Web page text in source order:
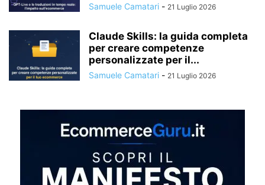
Samuele Camatari - 21 Luglio 2026
Claude Skills: la guida completa
per creare competenze
personalizzate per il...
Samuele Camatari - 21 Luglio 2026